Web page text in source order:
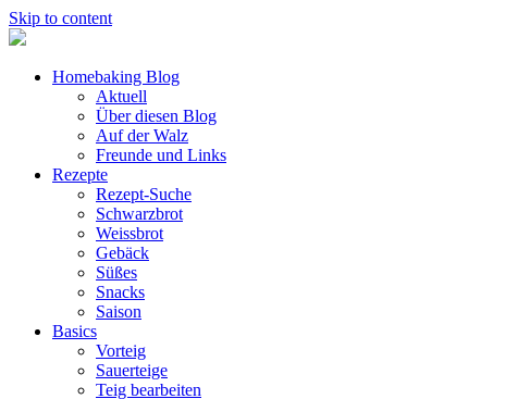
Skip to content
Homebaking Blog
Aktuell
Über diesen Blog
Auf der Walz
Freunde und Links
Rezepte
Rezept-Suche
Schwarzbrot
Weissbrot
Gebäck
Süßes
Snacks
Saison
Basics
Vorteig
Sauerteige
Teig bearbeiten